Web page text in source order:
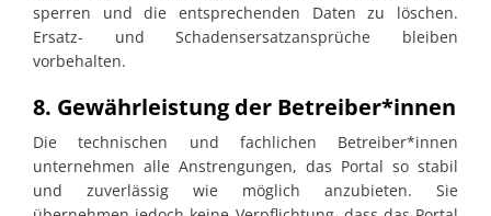
sperren und die entsprechenden Daten zu löschen.
Ersatz- und Schadensersatzansprüche bleiben
vorbehalten.
8. Gewährleistung der Betreiber*innen
Die technischen und fachlichen Betreiber*innen
unternehmen alle Anstrengungen, das Portal so stabil
und zuverlässig wie möglich anzubieten. Sie